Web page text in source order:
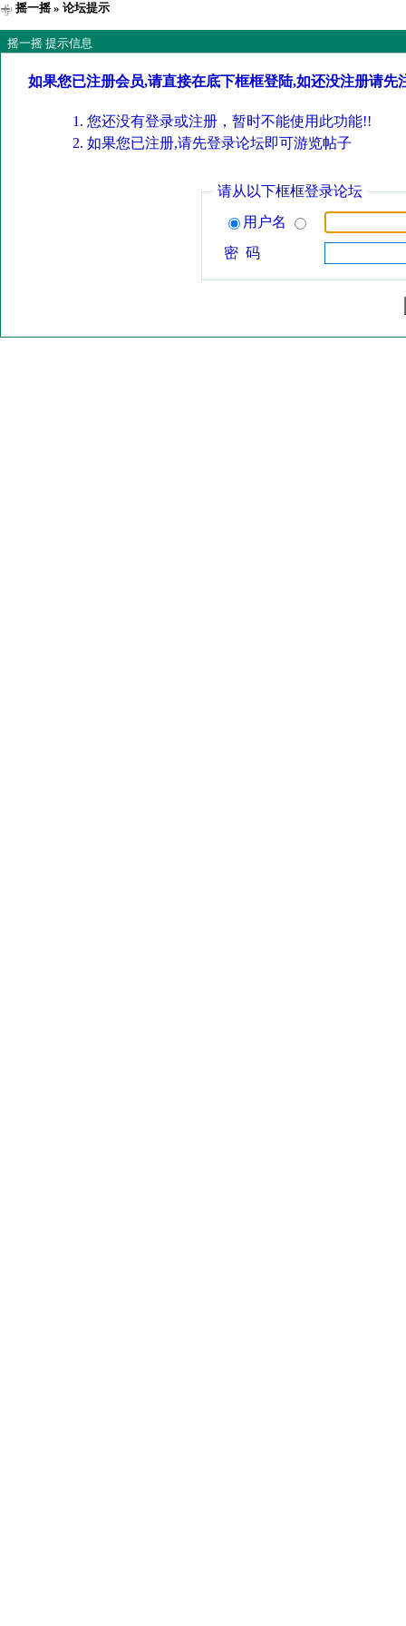
摇一摇» 论坛提示
摇一摇 提示信息
如果您已注册会员,请直接在底下框框登陆,如还没注册请先
您还没有登录或注册，暂时不能使用此功能!!
如果您已注册,请先登录论坛即可游览帖子
请从以下框框登录论坛
用户名
密 码